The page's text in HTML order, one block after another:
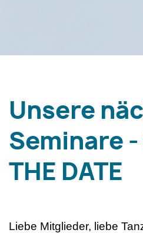
Unsere
Seminare -
THE DATE
Liebe Mitglieder, liebe